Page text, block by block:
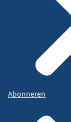
Abonneren